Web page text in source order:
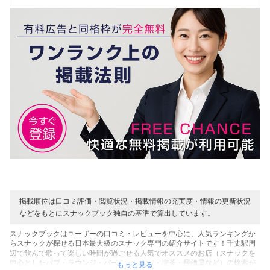
掲載順位は口コミ評価・閲覧状況・掲載情報の充実度・情報の更新状況
などをもとにスナックブック独自の基準で算出しています。
スナックブックはユーザーの口コミ・レビューを中心に、人気ランキングか
らスナックが探せる日本最大級のスナック専門の紹介サイトです！千丈駅周
辺で飲んで歌って楽しい時間が過ごせる人気でオススメのお店（スナックを
中心としたパブ・ラウンジ・バー・カラオケ・喫茶・居酒屋など）の検索が
もっと見る